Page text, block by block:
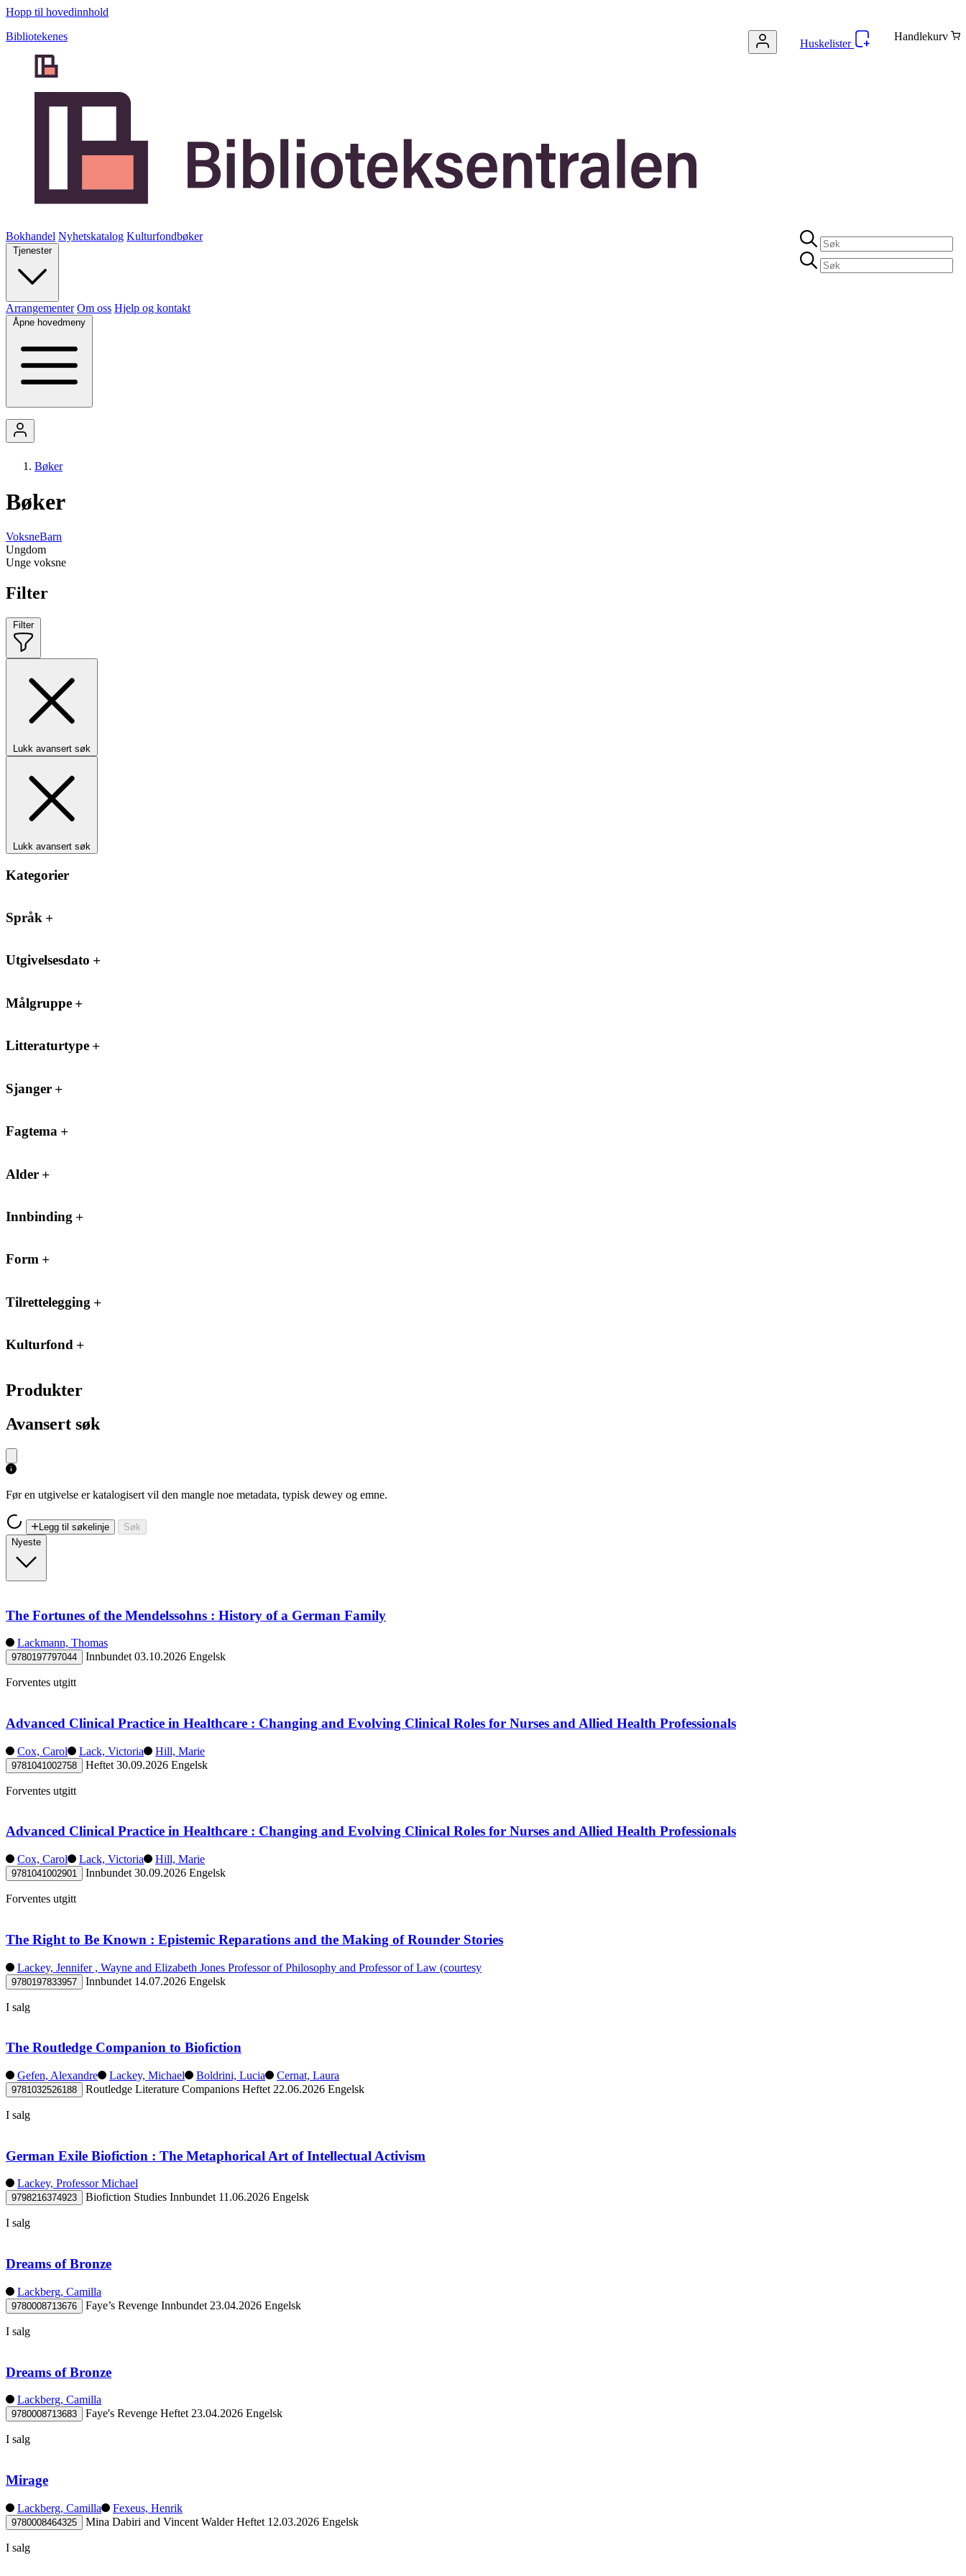
Hopp til hovedinnhold
Bibliotekenes
Bokhandel Nyhetskatalog Kulturfondbøker
Tjenester
Arrangementer Om oss Hjelp og kontakt
Åpne hovedmeny
Huskelister
Handlekurv
Bøker
Bøker
VoksneBarn
Ungdom
Unge voksne
Filter
Filter
Lukk avansert søk
Lukk avansert søk
Kategorier
Språk
Utgivelsesdato
Målgruppe
Litteraturtype
Sjanger
Fagtema
Alder
Innbinding
Form
Tilrettelegging
Kulturfond
Produkter
Avansert søk
Før en utgivelse er katalogisert vil den mangle noe metadata, typisk dewey og emne.
Legg til søkelinje
Søk
Nyeste
The Fortunes of the Mendelssohns : History of a German Family
Lackmann, Thomas
9780197797044 Innbundet 03.10.2026 Engelsk
Forventes utgitt
Advanced Clinical Practice in Healthcare : Changing and Evolving Clinical Roles for Nurses and Allied Health Professionals
Cox, Carol Lack, Victoria Hill, Marie
9781041002758 Heftet 30.09.2026 Engelsk
Forventes utgitt
Advanced Clinical Practice in Healthcare : Changing and Evolving Clinical Roles for Nurses and Allied Health Professionals
Cox, Carol Lack, Victoria Hill, Marie
9781041002901 Innbundet 30.09.2026 Engelsk
Forventes utgitt
The Right to Be Known : Epistemic Reparations and the Making of Rounder Stories
Lackey, Jennifer , Wayne and Elizabeth Jones Professor of Philosophy and Professor of Law (courtesy
9780197833957 Innbundet 14.07.2026 Engelsk
I salg
The Routledge Companion to Biofiction
Gefen, Alexandre Lackey, Michael Boldrini, Lucia Cernat, Laura
9781032526188 Routledge Literature Companions Heftet 22.06.2026 Engelsk
I salg
German Exile Biofiction : The Metaphorical Art of Intellectual Activism
Lackey, Professor Michael
9798216374923 Biofiction Studies Innbundet 11.06.2026 Engelsk
I salg
Dreams of Bronze
Lackberg, Camilla
9780008713676 Faye’s Revenge Innbundet 23.04.2026 Engelsk
I salg
Dreams of Bronze
Lackberg, Camilla
9780008713683 Faye's Revenge Heftet 23.04.2026 Engelsk
I salg
Mirage
Lackberg, Camilla Fexeus, Henrik
9780008464325 Mina Dabiri and Vincent Walder Heftet 12.03.2026 Engelsk
I salg